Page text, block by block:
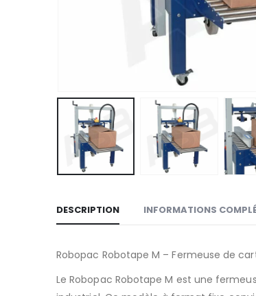
DESCRIPTION INFORMATIONS
Robopac Robotape M – Fermeuse de
Le Robopac Robotape M est une